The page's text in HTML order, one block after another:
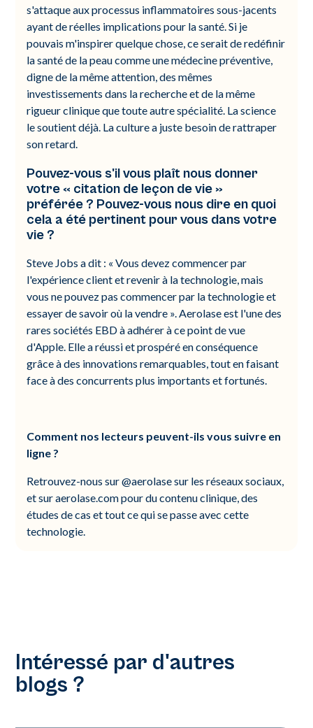
s'attaque aux processus inflammatoires sous-jacents
ayant de réelles implications pour la santé. Si je
pouvais m'inspirer quelque chose, ce serait de redéfinir
la santé de la peau comme une médecine préventive,
digne de la même attention, des mêmes
investissements dans la recherche et de la même
rigueur clinique que toute autre spécialité. La science
le soutient déjà. La culture a juste besoin de rattraper
son retard.
Pouvez-vous s'il vous plaît nous donner
votre « citation de leçon de vie »
préférée ? Pouvez-vous nous dire en quoi
cela a été pertinent pour vous dans votre
vie ?
Steve Jobs a dit : « Vous devez commencer par
l'expérience client et revenir à la technologie, mais
vous ne pouvez pas commencer par la technologie et
essayer de savoir où la vendre ». Aerolase est l'une des
rares sociétés EBD à adhérer à ce point de vue
d'Apple. Elle a réussi et prospéré en conséquence
grâce à des innovations remarquables, tout en faisant
face à des concurrents plus importants et fortunés.
Comment nos lecteurs peuvent-ils vous suivre en
ligne ?
Retrouvez-nous sur @aerolase sur les réseaux sociaux,
et sur aerolase.com pour du contenu clinique, des
études de cas et tout ce qui se passe avec cette
technologie.
Intéressé par d'autres
blogs ?